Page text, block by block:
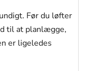
Før du løfter
til at planlægge,
er ligeledes